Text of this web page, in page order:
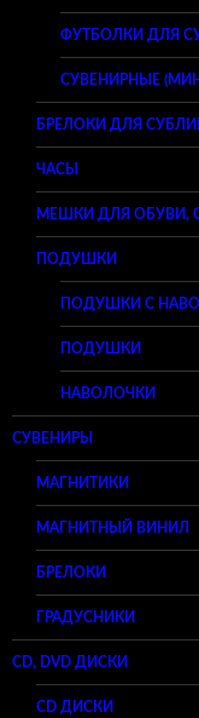
ФУТБОЛКИ ДЛЯ
СУВЕНИРНЫЕ
БРЕЛОКИ ДЛЯ
ЧАСЫ
МЕШКИ ДЛЯ ОБУВИ,
ПОДУШКИ
ПОДУШКИ С
ПОДУШКИ
НАВОЛОЧКИ
СУВЕНИРЫ
МАГНИТИКИ
МАГНИТНЫЙ ВИНИЛ
БРЕЛОКИ
ГРАДУСНИКИ
CD, DVD ДИСКИ
CD ДИСКИ